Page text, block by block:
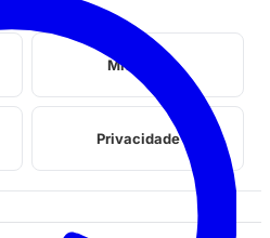
Midia kit
Privacidade